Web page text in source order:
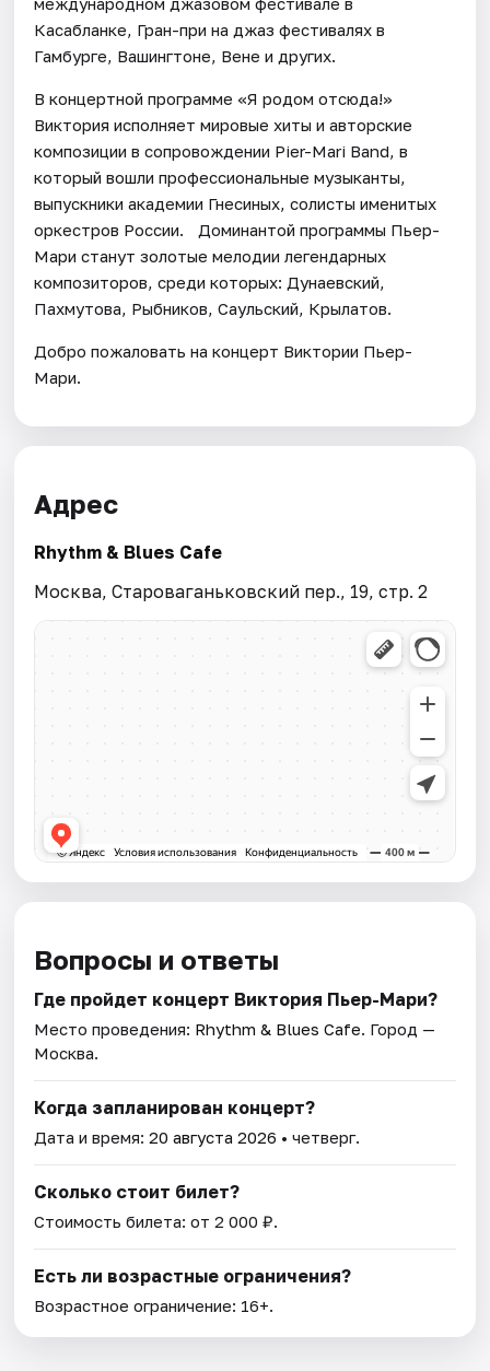
Касабланке, Гран-при на джаз фестивалях в
Гамбурге, Вашингтоне, Вене и других.
В концертной программе «Я родом отсюда!»
Виктория исполняет мировые хиты и авторские
композиции в сопровождении Pier-Mari Band, в
который вошли профессиональные музыканты,
выпускники академии Гнесиных, солисты именитых
оркестров России. Доминантой программы Пьер-
Мари станут золотые мелодии легендарных
композиторов, среди которых: Дунаевский,
Пахмутова, Рыбников, Саульский, Крылатов.
Добро пожаловать на концерт Виктории Пьер-
Мари.
Адрес
Rhythm & Blues Cafe
Москва, Староваганьковский пер., 19, стр. 2
Вопросы и ответы
Где пройдет концерт Виктория Пьер-Мари?
Место проведения: Rhythm & Blues Cafe. Город —
Москва.
Когда запланирован концерт?
Дата и время:20 августа 2026 • четверг.
Сколько стоит билет?
Стоимость билета: от 2 000 ₽.
Есть ли возрастные ограничения?
Возрастное ограничение: 16+.